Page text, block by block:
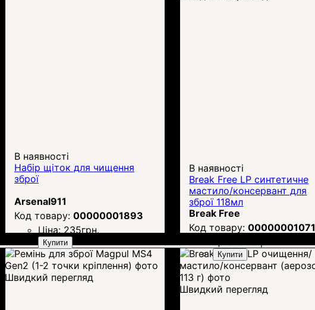
В наявності
Набір щіток для чищення
зброї
Arsenal911
00000001893
Ціна: 235грн.
Купити
В наявності
Break Free LP синтетичне
мастило/консервант для
зброї 118мл
Break Free
00000001071
Купити
Швидкий перегляд
Швидкий перегляд